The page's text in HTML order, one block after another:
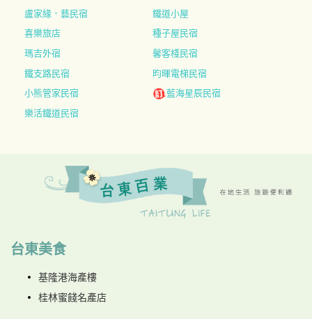
盧家緣．藝民宿
鐵道小屋
喜樂旅店
種子屋民宿
瑪吉外宿
馨客棧民宿
鐵支路民宿
昀暉電梯民宿
小熊管家民宿
藍海星辰民宿
樂活鐵道民宿
台東美食
基隆港海產樓
桂林蜜餞名產店